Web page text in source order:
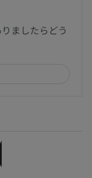
ましたらどう